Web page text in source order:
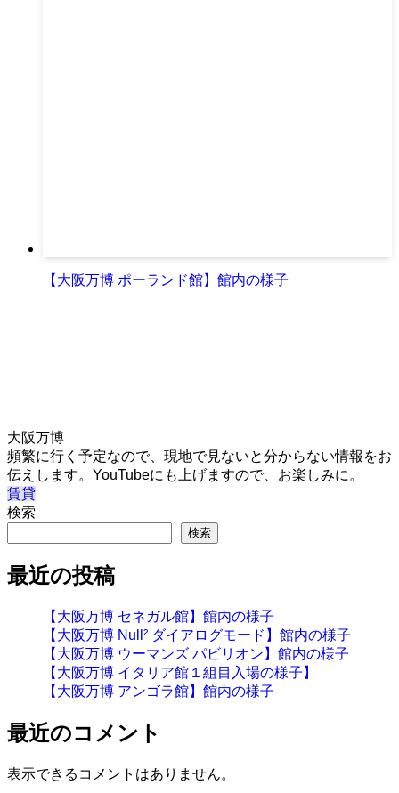
【大阪万博 ポーランド館】館内の様子
大阪万博
頻繁に行く予定なので、現地で見ないと分からない情報をお
伝えします。YouTubeにも上げますので、お楽しみに。
賃貸
検索
検索
最近の投稿
【大阪万博 セネガル館】館内の様子
【大阪万博 Null² ダイアログモード】館内の様子
【大阪万博 ウーマンズ パビリオン】館内の様子
【大阪万博 イタリア館１組目入場の様子】
【大阪万博 アンゴラ館】館内の様子
最近のコメント
表示できるコメントはありません。